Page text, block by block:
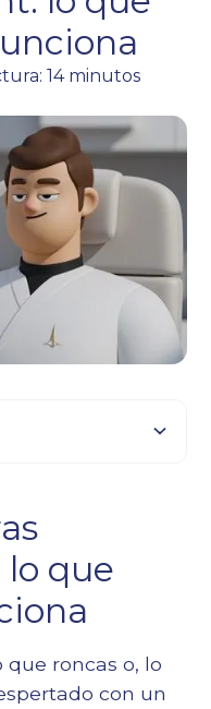
14 minutos
que
que roncas o, lo
con un